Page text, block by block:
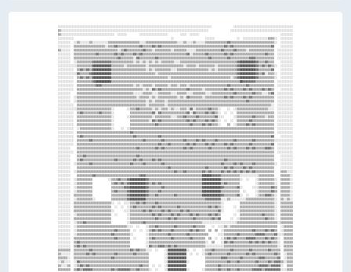
░░░░░░░░░░░░░░░░░░░░░░░░░░░░░░░░░░░░░░░░░░░░░░░░░░░░░░░░░░░░░░░░░░░░░░░░░░░░░░░░░░░░░░░░░░░░░░░░░░              ░░░░░░░░░░░░░░░░░░░░░░░░░░░░░░░░░░░░░░
▒▒░░░░░░░░░░░░░░░░░░░░░░░░░░░░░░░░░░░░░░░░░░░░░░░░░░░░░░░░░░░░░░░░░░░░░░░░░░░░░░░░░░░░░░░░░░░░░░              ░░░░░░░░░░░░░░░░░░░░░░░░░░░░░░░░░░░░░░░░
▒▒░░░░░░░░░░░░░░░░░░░░░░░░░░░░░░░░░░  ░░░░░░        ░░░░░░░░░░░░░░░░░░        ░░░░  ░░░░░░                                                    ░░░░░░░░
░░░░░░░░░░                                                              ░░                    ░░░░░░              ░░  ░░░░░░░░░░░░░░░░▒▒▒▒░░  ░░░░░░░░
░░░░░░░░  ░░▒▒░░░░░░▒▒░░░░░░░░░░▒▒▒▒▒▒▒▒▒▒▒▒▒▒▒▒▒▒▒▒░░░░▒▒▒▒▒▒▒▒▒▒▒▒▒▒▒▒▒▒▒▒░░░░▒▒░░░░▒▒░░░░░░▒▒▒▒▒▒▒▒▒▒▒▒▒▒▓▓▒▒▒▒▒▒▒▒▒▒▒▒▒▒▒▒▒▒▒▒▒▒▒▒▒▒▒▒░░  ░░░░░░░░
░░░░░░░░  ▒▒▒▒▒▒▒▒▒▒▒▒▒▒▒▒▒▒▒▒░░▒▒▒▒▓▓▒▒▒▒▒▒▒▒▒▒▒▒▒▒▓▓▒▒▒▒▒▒▓▓▒▒▓▓▒▒▒▒▒▒▒▒▒▒▒▒▒▒▒▒▒▒▒▒▒▒▒▒▒▒▒▒▒▒▒▒▒▒▒▒▒▒▒▒▓▓▒▒▓▓▒▒▒▒▒▒▒▒▒▒▒▒▒▒▒▒▒▒▒▒▒▒▒▒▓▓    ░░░░░░░░
▒▒░░░░░░  ▒▒▒▒▒▒▒▒▒▒▒▒▒▒▒▒▒▒▒▒▒▒▒▒▒▒▒▒░░▒▒▓▓▒▒▒▒▒▒▒▒▒▒▓▓▒▒▒▒░░▒▒▒▒▒▒▒▒▒▒░░▒▒▒▒▒▒▒▒░░░░░░▒▒▒▒▒▒▒▒▒▒▒▒▒▒▒▒▓▓▒▒▒▒▒▒▓▓▒▒▒▒▒▒░░▒▒▒▒▒▒▒▒▒▒▒▒▒▒▒▒  ░░░░░░░░░░
░░░░░░░░  ▒▒▒▒▒▒▒▒▒▒▒▒▒▒▓▓▒▒▒▒▒▒▒▒▒▒▓▓▒▒▓▓▒▒▒▒▒▒▓▓▒▒▓▓▒▒▒▒▒▒▒▒▒▒▒▒▒▒▒▒▒▒▒▒▒▒▒▒▒▒▒▒▓▓░░▒▒▒▒▒▒▒▒▓▓▒▒▒▒▒▒▒▒▒▒▓▓▒▒▓▓▒▒▒▒▒▒▒▒▒▒▒▒▒▒▒▒▒▒▒▒▓▓▒▒▒▒  ░░░░░░░░░░
░░░░░░░░  ▒▒▒▒▒▒▒▒▒▒▒▒▒▒▒▒▒▒▒▒▒▒▒▒▒▒▒▒▓▓▒▒▒▒▒▒▒▒░░▓▓▒▒▒▒▒▒▒▒▒▒▓▓▒▒▒▒▒▒▒▒▒▒▒▒▒▒▒▒▒▒▒▒▒▒▒▒▒▒▒▒▒▒▒▒▓▓▒▒▒▒▒▒▒▒▒▒▓▓▒▒▒▒▒▒▒▒▒▒▒▒▓▓▓▓▒▒▒▒▒▒▒▒▒▒▒▒  ░░░░░░░░░░
░░░░░░░░  ░░▒▒▒▒▒▒▒▒▒▒▓▓▓▓▓▓▓▓▓▓▓▓▒▒▒▒▒▒▒▒▒▒▒▒▒▒░░▒▒░░▒▒░░▒▒░░▒▒░░▒▒▒▒▒▒▒▒░░░░▒▒▒▒▒▒▒▒▒▒▒▒▒▒▒▒▒▒▒▒▒▒▒▒▒▒▒▒▒▒▒▒▒▒▒▒▓▓██████████▓▓▒▒▒▒▓▓▒▒▒▒    ░░░░░░░░
░░░░░░░░░░░░▒▒▒▒▒▒▒▒▒▒████████████▒▒▒▒▒▒▒▒░░▒▒▒▒▒▒▒▒▒▒▒▒░░▒▒▒▒▒▒▒▒▒▒▒▒▒▒▒▒▒▒▒▒▒▒░░▒▒▒▒▒▒░░▒▒▒▒▒▒▒▒▒▒░░▒▒▒▒▒▒▒▒▒▒▒▒▓▓██████████▓▓▒▒▓▓▒▒▓▓▒▒░░  ░░░░░░░░
░░░░░░░░░░  ▒▒▓▓▒▒▓▓▒▒████████████▒▒▒▒▒▒▒▒▒▒▒▒▒▒▒▒▒▒▒▒▒▒░░▒▒░░▒▒▒▒▒▒▒▒▒▒░░░░▒▒▒▒▒▒▒▒▒▒▒▒▒▒▒▒▒▒▒▒░░▒▒░░▒▒▒▒▒▒▒▒▒▒▒▒▓▓██████████▓▓▒▒▒▒▒▒▒▒▓▓    ░░░░░░░░
░░░░░░░░░░░░▓▓▒▒▒▒▒▒▓▓████████████▒▒▒▒▒▒▒▒▒▒▒▒▒▒▒▒▒▒▒▒▒▒▒▒▒▒▒▒░░▒▒▒▒▒▒▒▒▒▒▒▒▒▒▒▒▒▒▒▒▒▒▒▒▒▒▒▒▒▒▒▒▒▒▒▒▒▒▒▒▒▒▒▒▒▒▒▒▒▒▓▓██████████▓▓▒▒▓▓░░▒▒▒▒░░  ░░░░░░░░
░░░░░░░░░░  ▒▒▓▓▒▒▓▓▒▒████████████▒▒▒▒▒▒▒▒▒▒▒▒▒▒▒▒▒▒▒▒▒▒▒▒▒▒▒▒▒▒▒▒▒▒▒▒░░▒▒▒▒▒▒▒▒▒▒▒▒▒▒▒▒▒▒▒▒▒▒▒▒▒▒▒▒▒▒▒▒▒▒▒▒▒▒░░▒▒▓▓██████████▓▓▒▒▒▒▒▒▒▒▒▒░░  ░░░░░░░░
░░░░░░░░░░  ▒▒▒▒▒▒▒▒▒▒▓▓██████████▒▒▒▒▒▒▒▒▒▒▒▒▒▒▒▒▒▒▒▒▒▒▒▒▒▒▒▒▒▒▒▒▒▒▒▒▒▒▒▒▒▒▒▒▒▒▒▒▒▒▒▒▒▒▒▒▒▒▒▒▒▒▒▒▒▒▒▒▒▒▒▒▒▒▒▒▒▒▒▒▒▒██▓▓▓▓▓▓▓▓▒▒▒▒▒▒▒▒▒▒▒▒  ░░░░░░░░░░
░░░░░░░░░░  ▒▒▒▒▒▒▒▒▒▒▒▒▓▓▓▓▒▒▒▒▒▒▒▒▒▒▒▒▒▒▒▒▒▒▒▒░░▒▒░░▒▒▒▒▒▒░░▒▒▒▒▒▒▒▒░░▒▒▒▒░░▒▒▒▒░░▒▒▒▒▒▒▒▒▒▒▒▒▒▒▒▒▒▒▒▒▒▒▒▒▓▓▒▒▒▒▒▒▒▒▒▒▓▓▒▒▒▒▒▒▒▒▒▒▒▒▒▒▒▒  ░░░░░░░░░░
░░░░░░░░░░  ▒▒▒▒▒▒▒▒▒▒▒▒▒▒▒▒▒▒▒▒▒▒▒▒▒▒▒▒▒▒▒▒▒▒▒▒▒▒▒▒▒▒░░▒▒░░▓▓▒▒▓▓▒▒▒▒▒▒▒▒▒▒▒▒▒▒▒▒▓▓▒▒▒▒▒▒▒▒░░▒▒▒▒▒▒▒▒▒▒▒▒▓▓▒▒▓▓▒▒▒▒▒▒▓▓▒▒▓▓▒▒▒▒▒▒▓▓▒▒▓▓▒▒    ░░░░░░░░
░░░░░░░░    ▒▒▒▒▒▒▒▒▒▒▒▒▒▒▒▒▒▒▒▒▒▒▒▒▒▒▒▒▒▒▒▒▒▒▒▒░░░░░░▒▒▒▒▒▒░░░░▒▒▒▒▒▒▒▒░░░░▒▒▒▒▒▒░░░░▒▒▒▒▒▒▒▒░░░░▒▒▒▒▒▒▒▒▒▒▒▒▒▒▓▓▒▒▒▒▒▒▒▒▒▒▓▓▒▒▒▒░░░░▒▒▓▓  ░░░░░░░░░░
░░░░░░░░  ░░▒▒▒▒▒▒▒▒▒▒▒▒▒▒▒▒▒▒▒▒▒▒▒▒▒▒▒▒▒▒▒▒▒▒▒▒▒▒░░▒▒▒▒▒▒░░▒▒░░▒▒▒▒▒▒▒▒▒▒▒▒░░▒▒░░▓▓▒▒▒▒▒▒▒▒░░▒▒▒▒▒▒▒▒▒▒▒▒▓▓▒▒▓▓▒▒▒▒▒▒▓▓▒▒▓▓▒▒▒▒▒▒▒▒▒▒▒▒▒▒  ░░░░░░░░░░
░░░░░░░░  ░░▒▒▒▒▒▒▒▒▒▒▒▒▒▒▒▒▒▒▒▒▒▒▒▒▒▒▒▒▒▒▒▒▒▒▒▒▒▒▒▒▒▒▒▒░░▒▒░░▒▒▒▒▒▒░░▒▒▒▒▒▒▒▒▒▒▒▒▒▒▒▒▒▒▒▒▒▒▒▒▒▒▒▒▒▒▒▒▒▒▒▒▒▒▒▒▒▒▒▒▒▒▒▒▒▒▓▓▒▒▒▒▒▒▒▒▒▒▒▒▒▒▒▒  ░░░░░░░░░░
░░░░░░░░░░  ▒▒▒▒▒▒▒▒▒▒▒▒▒▒▒▒▒▒▒▒▒▒▒▒▒▒▒▒▒▒▒▒▒▒▒▒▒▒▒▒▒▒▒▒░░▒▒▒▒▒▒▒▒▒▒░░▒▒▒▒▒▒▒▒▒▒▒▒▒▒▒▒▒▒▒▒▒▒▒▒▒▒▒▒▒▒▒▒▒▒▒▒▒▒▒▒▒▒▒▒▒▒▒▒▒▒▒▒▒▒▒▒▒▒▒▒▒▒▒▒▒▒░░  ░░░░░░░░░░
░░░░░░░░░░░░▒▒▒▒▒▒▒▒▒▒▒▒▒▒▒▒▒▒▒▒▒▒░░        ░░▒▒▒▒▓▓▒▒▒▒▒▒▒▒░░▒▒░░▒▒▒▒░░▒▒░░░░▒▒▒▒░░▓▓░░▒▒▒▒▒▒▒▒▓▓▒▒▒▒░░    ░░  ░░▒▒▒▒▒▒▒▒▒▒▒▒▒▒▒▒▒▒▒▒░░░░  ░░░░░░░░░░
░░░░░░░░░░  ▒▒▓▓▒▒▒▒▒▒▒▒▒▒▓▓▒▒▒▒▒▒░░          ▒▒▒▒▒▒▒▒▒▒▒▒▒▒▓▓░░▓▓▒▒▒▒▒▒▒▒▒▒▒▒▒▒▒▒▓▓░░▓▓▒▒▒▒▒▒▓▓▒▒▓▓▒▒░░  ░░  ░░  ▒▒▒▒▒▒▒▒▒▒▒▒▒▒▒▒▒▒▒▒▒▒▒▒  ░░░░░░░░░░
░░░░░░░░░░  ▒▒▒▒▒▒▒▒▒▒▒▒▒▒▒▒▒▒▒▒▒▒░░        ░░▒▒▒▒▒▒▒▒▒▒▒▒▒▒░░▒▒▒▒▒▒▒▒▒▒░░░░▒▒▒▒▓▓▒▒▒▒▒▒▓▓▒▒▒▒▒▒▒▒▒▒▓▓░░░░      ░░▒▒▒▒▒▒▒▒▒▒▓▓▒▒▒▒▒▒░░▒▒▒▒  ░░░░░░░░░░
░░░░░░░░░░  ▒▒▒▒▒▒▒▒▒▒▒▒▒▒▒▒▒▒▒▒▒▒░░          ▒▒▒▒▒▒▒▒▒▒▒▒░░▓▓▒▒▓▓▒▒▒▒▒▒▒▒▒▒▒▒▒▒▒▒▓▓▒▒▓▓▒▒▒▒▒▒▓▓▒▒▓▓▒▒░░  ░░  ░░  ▒▒▒▒▒▒▒▒▓▓▒▒▒▒▒▒▒▒▒▒▒▒▒▒  ░░░░░░░░░░
░░░░░░░░░░  ▒▒▒▒▒▒▒▒▒▒▒▒▒▒▒▒▒▒▒▒▒▒░░          ▒▒▒▒▒▒▒▒▒▒▒▒▒▒▒▒▓▓▒▒▒▒▒▒▒▒▒▒▒▒▒▒▒▒▒▒▒▒▓▓▒▒▒▒▒▒▓▓▒▒▓▓▒▒▒▒░░    ▒▒  ░░▒▒▒▒▒▒▓▓▒▒▓▓▒▒▒▒▒▒▒▒▒▒▒▒  ░░░░░░░░░░
░░░░░░░░░░  ░░▒▒▒▒▒▒▒▒▒▒▒▒▒▒▒▒▒▒▒▒░░    ░░  ░░▒▒▒▒▒▒▒▒▒▒▒▒▒▒▒▒▒▒▒▒▒▒▒▒▒▒▒▒▒▒▒▒▒▒▒▒▒▒▒▒▒▒▒▒▒▒▒▒▒▒▒▒▒▒▒▒▒▒▒▒▒▒▒▒▒▒▒▒▒▒▒▒▒▒▒▒▒▒▒▒▒▒▒▒▒▒▒▒▒▒▒▒  ░░░░░░░░░░
░░░░░░░░░░  ▒▒▒▒▒▒▒▒▒▒▒▒▒▒▒▒▒▒▒▒▒▒▒▒▒▒▒▒▒▒▒▒▒▒▓▓▒▒▒▒▒▒▒▒▒▒▒▒▒▒▒▒▒▒▒▒▒▒▒▒▒▒▒▒▒▒▒▒▒▒▒▒▒▒▒▒▒▒▒▒▒▒▒▒▒▒▒▒▒▒▒▒▒▒▒▒▒▒▒▒▒▒▒▒▒▒▒▒▒▒▒▒▒▒▒▒▒▒▒▒▒▒▒▒▒▒  ░░░░░░░░░░
░░░░░░░░░░  ▒▒▓▓▒▒▒▒▒▒▒▒▒▒▒▒▒▒▒▒▒▒▒▒▒▒▒▒▒▒▒▒▒▒▒▒▓▓▒▒▒▒▒▒▒▒▒▒▒▒▒▒▓▓▒▒▒▒▒▒▒▒▒▒▒▒▒▒▒▒▒▒▒▒▒▒▒▒▒▒▒▒▒▒▒▒▒▒▒▒▒▒▒▒▒▒▒▒▒▒▒▒▒▒▒▒▒▒▒▒▒▒▒▒▒▒▒▒▒▒▒▒▒▒▓▓    ░░░░░░░░
░░░░░░░░░░  ▒▒▒▒▒▒▒▒▓▓▒▒▒▒▒▒▒▒▒▒▒▒▒▒▒▒▒▒▒▒▒▒▒▒▒▒▒▒▒▒▒▒▓▓▒▒▒▒▒▒▒▒▒▒▓▓▒▒▒▒▒▒▒▒▒▒▒▒▓▓▒▒▒▒▒▒▓▓▒▒▓▓▒▒▒▒▒▒▓▓▒▒▒▒▒▒▒▒▒▒▓▓▒▒▒▒▒▒▒▒▒▒▓▓▒▒▒▒▒▒▒▒▒▒▒▒░░░░░░░░░░░░
░░░░░░░░░░  ▒▒▒▒▒▒▒▒▒▒▒▒▒▒▒▒▒▒▒▒▒▒▒▒▒▒▒▒▒▒▒▒▒▒▒▒▒▒▒▒▒▒▒▒▒▒▒▒▒▒▒▒▓▓▒▒▒▒▓▓▒▒▒▒▒▒▒▒▒▒▓▓▒▒▓▓▒▒▒▒▒▒▓▓▒▒▓▓▒▒▒▒▒▒▓▓▒▒▓▓▒▒▒▒▒▒▒▒▒▒▓▓▒▒▒▒▒▒▒▒▒▒▒▒▓▓  ░░░░░░░░░░
░░░░░░░░    ▒▒▒▒▒▒▒▒▒▒▒▒▒▒▒▒▒▒▒▒▒▒▒▒▒▒▒▒▒▒▒▒▒▒▒▒▒▒▓▓▒▒▒▒▒▒▒▒▒▒▓▓▒▒▓▓▒▒▒▒▒▒▒▒▒▒▒▒▓▓▒▒▓▓▒▒▒▒▒▒▒▒▒▒▓▓▒▒▒▒▒▒▒▒▒▒▓▓▒▒▓▓▒▒▒▒▒▒▓▓▒▒▓▓▒▒▒▒▒▒▓▓▓▓▒▒  ░░░░░░░░░░
░░░░░░░░░░  ▒▒▒▒▒▒▒▒▒▒▒▒▒▒▒▒▒▒▒▒▒▒▒▒▒▒▒▒▒▒▒▒▒▒▒▒▒▒▒▒▒▒▒▒▒▒▒▒▒▒▒▒▒▒▒▒▒▒▒▒▒▒▒▒▒▒▒▒▒▒▒▒▒▒▒▒▒▒▒▒▒▒▒▒▒▒▒▒▒▒▒▒▒▒▒▒▒▒▒▒▒▒▒▒▒▒▒▒▒▒▒▒▒▒▒▒▒▒▒▒▒▒▒▒▒▒  ░░░░░░░░░░
░░░░░░░░    ▒▒▒▒▓▓▒▒▒▒▒▒▒▒▒▒▒▒▒▒▒▒▒▒▒▒▒▒▒▒▒▒▒▒▒▒▒▒▓▓▒▒▒▒▒▒▒▒▒▒▒▒▒▒▒▒▒▒▒▒▒▒▒▒▒▒▒▒▒▒▒▒▒▒▒▒▒▒▒▒▒▒▒▒▒▒▒▒▒▒▒▒▒▒▒▒▒▒▒▒▒▒▒▒▒▒▒▒▒▒▒▒▒▒▒▒▒▒▒▒▒▒▒▒▒▒    ░░░░░░░░
░░░░░░░░    ▒▒▓▓▒▒▒▒▒▒▒▒▒▒▒▒▒▒▒▒▒▒▒▒▓▓▒▒▒▒▒▒▒▒▒▒▓▓▒▒▓▓▒▒▒▒▒▒▓▓▒▒▓▓▒▒▒▒▒▒▒▒▒▒▒▒▒▒▒▒▒▒▒▒▒▒▒▒▒▒▒▒▒▒▒▒▒▒▒▒▒▒▒▒▓▓▒▒▒▒▒▒▒▒▒▒▒▒▒▒▒▒▒▒▒▒▒▒▒▒▒▒▒▒▒▒    ░░░░░░░░
░░░░░░░░  ░░▒▒▒▒▒▒▒▒▓▓▒▒▒▒▒▒▒▒▒▒▒▒▒▒▒▒▒▒▒▒▒▒▒▒▓▓▒▒▒▒▒▒▓▓▒▒▒▒▒▒▒▒▒▒▓▓▒▒▒▒▒▒▒▒▒▒▒▒▒▒▒▒▒▒▒▒▒▒▒▒▒▒▒▒▒▒▒▒▒▒▒▒▓▓▒▒▒▒▒▒▓▓▒▒▓▓▒▒▒▒▒▒▓▓▒▒▒▒▒▒▒▒▒▒▒▒░░  ░░░░░░░░
░░░░░░░░    ▒▒▒▒▒▒▒▒▒▒▒▒▒▒▒▒▒▒▒▒▒▒▒▒▒▒▒▒▒▒▒▒▒▒▒▒▒▒▒▒▒▒▒▒▒▒▒▒▒▒▒▒▒▒▒▒▒▒▓▓▒▒▒▒▒▒▒▒▒▒▒▒▒▒▒▒▒▒▒▒▒▒▓▓▒▒▒▒▒▒▒▒▒▒▓▓▒▒▓▓▒▒▒▒▒▒▓▓▒▒▓▓▒▒▒▒▒▒▒▒▒▒▒▒▒▒    ░░░░░░░░
░░░░░░░░  ░░▒▒▒▒▒▒▒▒▒▒▒▒▒▒▒▒▒▒▒▒▒▒▒▒▒▒▒▒▒▒▒▒▒▒▒▒▒▒▒▒▒▒▒▒▒▒▒▒▒▒▒▒▒▒▒▒▒▒▒▒▒▒▓▓▒▒▒▒▓▓▒▒▒▒▒▒▒▒▒▒▓▓▒▒▓▓▒▒▒▒▒▒▓▓▒▒▓▓▒▒▓▓▒▒▓▓▒▒▓▓▒▒▓▓▒▒▒▒▒▒▒▒▒▒▒▒    ▒▒▒▒░░░░
░░░░░░░░    ▒▒▒▒▒▒▒▒▒▒▓▓▒▒▒▒▒▒▒▒▒▒▒▒▒▒▒▒▒▒▒▒▒▒▒▒▒▒▒▒▓▓▓▓▒▒▒▒▒▒▒▒▒▒▒▒▒▒▒▒▒▒▒▒▒▒▒▒▒▒▒▒▒▒▒▒▒▒▒▒██████▓▓▓▓▓▓▒▒▒▒▒▒▒▒▒▒▒▒░░░░░░░░░░░░▒▒▒▒▒▒▒▒▒▒    ▒▒▒▒▒▒░░
░░░░░░░░  ░░▒▒▒▒▒▒▒▒▒▒          ░░▒▒▒▒▓▓▒▒▒▒▓▓██████████▓▓▒▒▒▒▒▒▒▒▒▒▒▒▒▒▒▒▒▒▒▒▒▒▒▒▒▒▒▒▒▒▒▒▒▒████████████▒▒▒▒▒▒▒▒▒▒▒▒░░  ░░    ░░▒▒▒▒▒▒▒▒▒▒░░  ▒▒▒▒▒▒░░
░░░░░░░░  ░░▒▒▒▒▒▒▒▒▒▒            ▒▒▓▓▒▒▓▓▒▒▓▓██████████▓▓▒▒▓▓▒▒▓▓▒▒▒▒▒▒▒▒▒▒▒▒▒▒▒▒▒▒▒▒▒▒▒▒▒▒████████████▒▒▓▓▒▒▒▒▒▒▒▒          ░░▒▒▒▒▒▒▒▒▒▒░░  ▒▒▒▒▒▒░░
░░░░░░░░  ░░▒▒▒▒▒▒▒▒▒▒            ▒▒▒▒▒▒▒▒▓▓▓▓██████████▓▓▒▒▒▒▒▒▒▒▓▓▒▒▒▒▒▒▒▒▒▒▒▒▒▒▒▒▒▒▒▒▒▒▒▒████████████▓▓▒▒▒▒▒▒▒▒▓▓░░      ░░░░▒▒▒▒▒▒▒▒▓▓▒▒  ▒▒▒▒▒▒░░
░░░░░░░░  ░░▒▒▒▒▒▒▒▒▒▒            ▒▒▓▓▒▒▒▒▒▒▓▓██████████▓▓▒▒▒▒▒▒▓▓▒▒▒▒▒▒▒▒▒▒▒▒▒▒▒▒▒▒▒▒▒▒▒▒▒▒████████████▒▒▒▒▒▒▒▒▒▒▒▒  ░░      ░░▒▒▒▒▒▒▒▒▓▓▒▒  ▒▒▒▒▒▒░░
░░░░░░░░  ▒▒▒▒▒▒▒▒▒▒▒▒            ▒▒▒▒▒▒▒▒▒▒▓▓██████████▓▓▒▒▒▒▓▓▒▒▒▒▒▒▒▒▒▒▓▓▒▒▒▒▒▒▒▒▒▒▒▒▒▒▒▒████████████▓▓▒▒▒▒▒▒▒▒▓▓░░  ░░    ░░▒▒▒▒▓▓▓▓▒▒░░  ▒▒▒▒▒▒░░
░░░░░░░░  ░░▒▒▒▒▒▒▒▒▒▒░░          ▒▒▒▒▒▒▒▒▒▒▓▓██████████▒▒▒▒▒▒▒▒▒▒▒▒▒▒▒▒▒▒▒▒▒▒▒▒▒▒▒▒▒▒▒▒▒▒▒▒▒▒▓▓▓▓▓▓▓▓▓▓░░░░▒▒░░░░░░░░░░▒▒▒▒▒▒▒▒▒▒▒▒▒▒▒▒▒▒░░  ▒▒░░▒▒░░
░░░░░░░░  ▒▒▒▒▒▒▒▒▒▒▒▒▒▒▒▒▒▒▒▒▒▒▒▒░░  ░░  ░░░░▒▒▒▒▓▓▒▒▓▓▒▒▒▒▒▒▓▓▒▒▒▒▒▒▒▒▒▒▒▒▒▒▒▒▒▒▒▒▒▒▒▒▒▒▒▒▒▒▒▒▒▒▒▒▒▒▒▒░░          ▒▒▒▒▒▒▒▒▒▒▒▒▒▒▒▒▒▒▒▒▒▒░░  ▒▒▒▒▒▒▒▒
░░░░░░░░  ▒▒▒▒▒▒▒▒▒▒▒▒▒▒▒▒▒▒▒▒▒▒▒▒  ░░  ░░  ░░▒▒▓▓▒▒▒▒▒▒▒▒▒▒▓▓▒▒▓▓▒▒▒▒▒▒▒▒▒▒▓▓▒▒▒▒▒▒▒▒▒▒▒▒▒▒▒▒▒▒▓▓▒▒▓▓▒▒░░      ░░  ▒▒▒▒▒▒▒▒▒▒▒▒▒▒▒▒▒▒▒▒▒▒░░  ▒▒▒▒▒▒▒▒
░░░░░░░░  ▒▒▒▒▒▒▒▒▒▒▒▒▒▒▒▒▒▒▒▒▒▒▒▒░░      ░░░░▒▒▒▒▒▒▒▒▓▓▒▒▓▓▒▒▒▒▒▒▓▓▒▒▓▓▒▒▒▒▒▒▓▓▒▒▓▓▒▒▒▒▒▒▒▒▒▒▒▒▒▒▒▒▒▒▓▓░░        ░░▒▒▒▒▒▒▒▒▒▒▒▒▒▒▒▒▒▒▒▒▒▒░░  ▒▒▒▒▒▒▒▒
░░░░░░░░  ░░▒▒▒▒▒▒▒▒▒▒▒▒▒▒▒▒▒▒▒▒▒▒  ░░      ░░▒▒▒▒▒▒▒▒▒▒▒▒▒▒▓▓▒▒▓▓▒▒▒▒▒▒▓▓▒▒▓▓▒▒▒▒▒▒▓▓▒▒▓▓▒▒▒▒▒▒▓▓▒▒▓▓▒▒        ░░  ▒▒▒▒▒▒▒▒▒▒▒▒▒▒▓▓▒▒▒▒▒▒░░  ▒▒▒▒▒▒▒▒
░░░░░░░░  ▒▒▒▒▒▒▒▒▒▒▒▒▒▒▒▒▒▒▒▒▒▒▒▒          ░░▒▒▒▒▒▒▒▒▒▒▒▒▒▒▒▒▓▓▒▒▒▒▒▒▓▓▒▒▓▓▒▒▒▒▒▒▒▒▒▒▓▓▒▒▒▒▒▒▒▒▒▒▓▓▒▒▓▓      ░░  ░░▒▒▒▒▒▒▒▒▒▒▒▒▒▒▒▒▓▓▒▒▒▒░░  ▒▒▒▒▒▒▒▒
░░░░░░░░  ░░▒▒▒▒▓▓▒▒▒▒▒▒▒▒▒▒▒▒▒▒▒▒          ░░▒▒▒▒▒▒▒▒▓▓▒▒▒▒▒▒▒▒▒▒▒▒▒▒▒▒▒▒▒▒▒▒▒▒▒▒▒▒▒▒▒▒▒▒▒▒░░░░░░░░░░░░░░░░░░░░░░▒▒▒▒▒▒▒▒▒▒▒▒▒▒▒▒▒▒▒▒▒▒▒▒▒▒░░▒▒▒▒▒▒▒▒
░░░░░░░░  ░░▒▒▒▒▒▒▒▒▒▒▒▒▒▒▒▒▒▒▒▒▒▒▒▒▒▒▒▒▒▒▒▒░░░░  ░░    ░░▒▒▒▒▓▓▒▒▒▒▒▒▒▒▒▒▓▓▒▒▒▒▒▒▒▒▒▒▓▓▒▒▒▒▒▒    ░░  ░░░░▒▒░░▒▒▒▒▒▒▒▒▒▒▒▒▒▒▒▒▒▒▒▒▒▒▒▒▒▒▒▒▒▒  ░░▒▒▒▒▒▒
░░░░░░░░  ░░▒▒▒▒▒▒▒▒▒▒▒▒▒▒▒▒▒▒▒▒▒▒▒▒▓▓▒▒▒▒▒▒▒▒  ░░  ░░  ░░▒▒▓▓▒▒▓▓▒▒▒▒▒▒▓▓▒▒▒▒▒▒▒▒▒▒▓▓▒▒▓▓▒▒▒▒  ▒▒  ▒▒  ░░▒▒▒▒▒▒▒▒▒▒▒▒▒▒▒▒▒▒▓▓▒▒▒▒▒▒▓▓▒▒▓▓▒▒  ░░▒▒▒▒▒▒
░░░░░░░░  ░░▒▒▒▒▒▒▒▒▒▒▒▒▒▒▒▒▒▒▒▒▒▒▓▓▒▒▒▒▒▒▒▒▒▒░░        ░░▒▒▒▒▒▒▒▒▒▒▒▒▓▓▒▒▒▒▒▒▒▒▒▒▓▓▒▒▒▒▒▒▒▒▒▒▒▒      ░░░░▒▒▒▒▒▒▒▒▓▓▒▒▒▒▒▒▒▒▒▒▓▓▓▓▓▓▒▒▒▒▒▒▓▓░░░░▒▒▒▒▒▒
░░░░░░░░  ▒▒▒▒▒▒▒▒▒▒▒▒▒▒▒▒▒▒▒▒▒▒▒▒▒▒▓▓▒▒▒▒▒▒▒▒  ░░      ░░▒▒▓▓▒▒▒▒▒▒▒▒▒▒▓▓▒▒▒▒▒▒▒▒▒▒▓▓▒▒▒▒▒▒▒▒  ▒▒  ░░  ░░▒▒▓▓▒▒▓▓▒▒▒▒▒▒▓▓▓▓▓▓▒▒▒▒▒▒▓▓▒▒▓▓▒▒░░  ▒▒▒▒▒▒
░░░░░░░░  ▒▒▓▓▒▒▒▒▒▒▒▒▒▒▒▒▒▒▒▒▒▒▒▒▒▒▒▒▒▒▒▒▒▒▒▒          ░░▒▒▒▒▒▒▒▒▒▒▒▒▒▒▒▒▒▒▒▒▒▒▒▒▒▒▒▒▒▒▒▒▒▒▒▒░░  ▒▒    ░░▓▓▒▒▓▓▒▒▒▒▒▒▒▒▒▒▓▓▒▒▓▓▒▒▓▓▒▒▓▓▒▒▒▒░░  ▒▒▒▒▒▒
░░░░░░░░  ▒▒▓▓▒▒▓▓▒▒▒▒▒▒▒▒▒▒▒▒▒▒▒▒▒▒▒▒▒▒▒▒▒▒▒▒          ░░▓▓▒▒▒▒▓▓▓▓▒▒▓▓▒▒▓▓▒▒▒▒▒▒▒▒▒▒▒▒▒▒▒▒▒▒░░░░░░░░░░░░▒▒▒▒▒▒▒▒▒▒▒▒▒▒▒▒▒▒▒▒▒▒▒▒▒▒▒▒▒▒▒▒▒▒░░  ▒▒▒▒▒▒
▒▒▒▒▒▒▒▒  ▒▒▒▒▒▒▒▒▒▒▓▓▒▒▒▒▒▒▒▒▒▒▒▒▒▒▒▒▒▒▒▒▒▒▒▒▓▓▒▒▓▓▒▒▒▒░░░░  ░░    ░░████████████░░  ░░    ░░▒▒▒▒▓▓▒▒▒▒▒▒▒▒▒▒▓▓▒▒▒▒▒▒▒▒▒▒▓▓▒▒▒▒▒▒▒▒▒▒▓▓▒▒▒▒▒▒  ▒▒▒▒▒▒
▒▒░░░░░░  ▒▒▒▒▒▒▒▒▓▓▒▒▓▓▒▒▒▒▒▒▒▒▒▒▒▒▓▓▒▒▒▒▒▒▒▒▒▒▓▓▒▒▒▒▒▒▒▒          ░░████████████  ░░  ░░  ░░▒▒▓▓▒▒▒▒▒▒▒▒▒▒▓▓▒▒▒▒▒▒▒▒▒▒▓▓▒▒▓▓▒▒▒▒▒▒▒▒▒▒▒▒▓▓▒▒  ░░▒▒▒▒
▒▒▒▒▒▒░░  ▒▒▒▒▒▒▒▒▒▒▒▒▒▒▒▒▒▒▒▒▒▒▒▒▓▓▒▒▒▒▒▒▒▒▒▒▒▒▒▒▒▒▒▒▒▒▒▒          ░░████████████            ▒▒▒▒▒▒▒▒▒▒▓▓▓▓▒▒▒▒▒▒▒▒▓▓▒▒▒▒▒▒▒▒▒▒▓▓▓▓▒▒▒▒▒▒▒▒▓▓  ░░▒▒▒▒
░░▒▒░░░░  ░░▓▓▒▒▒▒▒▒▒▒▒▒▒▒▒▒▒▒▒▒▒▒▒▒▒▒▒▒▒▒▒▒▒▒▒▒▒▒▒▒▒▒▒▒▒▒          ░░████████████░░          ▒▒▒▒▒▒▒▒▒▒▒▒▒▒▓▓▒▒▒▒▓▓▒▒▒▒▒▒▒▒▒▒▓▓▒▒▒▒▒▒▓▓▒▒▓▓▓▓▒▒░░▒▒▒▒
▒▒░░░░▒▒  ░░▒▒▓▓▒▒▓▓▒▒▒▒▒▒▒▒▒▒▒▒▒▒▒▒▒▒▒▒▒▒▒▒▒▒▒▒▒▒▒▒▓▓▒▒▒▒  ░░  ░░  ░░████████████            ▒▒▒▒▒▒▒▒▓▓▒▒▒▒▒▒▒▒▒▒▒▒▒▒▒▒▒▒▒▒▒▒▒▒▓▓▓▓▓▓▒▒▓▓▓▓▓▓░░  ▒▒▒▒
▒▒▒▒▒▒▒▒  ▒▒▓▓▒▒▓▓▓▓▓▓▒▒▒▒▒▒▒▒▒▒▒▒▓▓▒▒▓▓▓▓▓▓▓▓▒▒▒▒▓▓▒▒▒▒▒▒░░  ░░    ░░████████████░░        ░░▒▒▒▒▒▒▒▒▓▓▒▒▒▒▓▓▒▒▒▒▓▓▒▒▒▒▒▒▒▒▓▓▓▓▓▓▒▒▓▓▓▓▓▓▓▓▓▓░░░░▒▒▒▒
▒▒▒▒▒▒▒▒░░  ▓▓▓▓▒▒▒▒▒▒▒▒▒▒▒▒▒▒▒▒▒▒▓▓▒▒▓▓▒▒▒▒▒▒▒▒▒▒▒▒▒▒▒▒▒▒▒▒▒▒▒▒▒▒▒▒▒▒▓▓▓▓▓▓▓▓▓▓▓▓▒▒▒▒▒▒▒▒▒▒▒▒▒▒▒▒▒▒▒▒▒▒▓▓▒▒▒▒▒▒▓▓▒▒▓▓▒▒▒▒▒▒▓▓▒▒▓▓▓▓▓▓▒▒▓▓▓▓▓▓░░░░▒▒▒▒
▒▒▒▒▒▒▒▒  ░░▓▓▒▒▓▓▒▒▒▒▒▒▒▒▒▒▒▒▒▒▒▒▒▒▒▒▒▒▒▒▒▒▒▒▒▒▒▒▒▒▒▒▒▒▒▒▒▒▒▒▒▒▒▒▒▒▒▒▒▒▒▒▒▒▒▒▒▒▒▒▒▒▒▒▒▒▒▒▒▒▒▒▒▒▒▒▒▒▒▒▓▓▒▒▒▒▒▒▓▓▒▒▓▓▒▒▒▒▒▒▓▓▒▒▓▓▒▒▓▓▓▓▓▓▒▒▓▓▒▒░░  ▒▒▒▒
▒▒▒▒▒▒▒▒░░  ▓▓▓▓▓▓▓▓▒▒▒▒▒▒▒▒▒▒▒▒▒▒▒▒▓▓▓▓▓▓▒▒▒▒▒▒▒▒▒▒▒▒▒▒▒▒▒▒▒▒▒▒▒▒▒▒▒▒▒▒▒▒▒▒▒▒▒▒▒▒▒▒▒▒▒▒▒▒▒▒▒▒▒▒▒▒▒▒▒▒▒▒▓▓▒▒▓▓▒▒▓▓▒▒▓▓▒▒▒▒▒▒▒▒▒▒▓▓▓▓▓▓▓▓▓▓▓▓▓▓░░  ▒▒▒▒
▒▒▒▒▒▒▒▒  ░░▓▓▓▓▓▓▒▒▓▓▒▒▒▒▒▒▒▒▓▓▒▒